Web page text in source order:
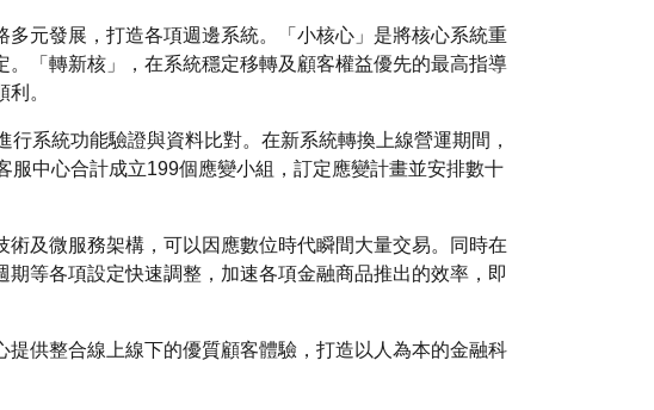
元發展，打造各項週邊系統。「小核心」是將核心系統重
「轉新核」，在系統穩定移轉及顧客權益優先的最高指導
。
系統功能驗證與資料比對。在新系統轉換上線營運期間，
中心合計成立199個應變小組，訂定應變計畫並安排數十
及微服務架構，可以因應數位時代瞬間大量交易。同時在
等各項設定快速調整，加速各項金融商品推出的效率，即
供整合線上線下的優質顧客體驗，打造以人為本的金融科